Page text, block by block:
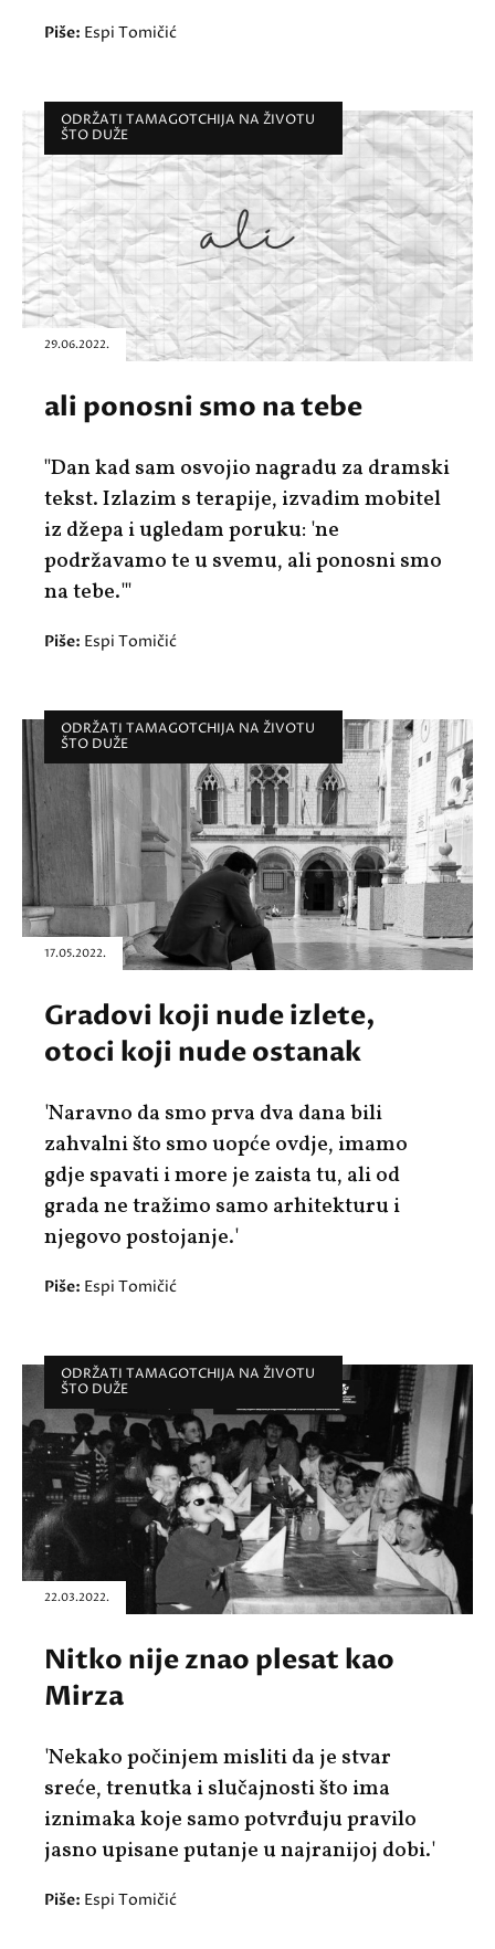
Piše: Espi Tomičić
ODRŽATI TAMAGOTCHIJA NA ŽIVOTU
ŠTO DUŽE
29.06.2022.
ali ponosni smo na tebe
"Dan kad sam osvojio nagradu za dramski
tekst. Izlazim s terapije, izvadim mobitel
iz džepa i ugledam poruku: 'ne
podržavamo te u svemu, ali ponosni smo
na tebe.'"
Piše: Espi Tomičić
ODRŽATI TAMAGOTCHIJA NA ŽIVOTU
ŠTO DUŽE
17.05.2022.
Gradovi koji nude izlete,
otoci koji nude ostanak
'Naravno da smo prva dva dana bili
zahvalni što smo uopće ovdje, imamo
gdje spavati i more je zaista tu, ali od
grada ne tražimo samo arhitekturu i
njegovo postojanje.'
Piše: Espi Tomičić
ODRŽATI TAMAGOTCHIJA NA ŽIVOTU
ŠTO DUŽE
22.03.2022.
Nitko nije znao plesat kao
Mirza
'Nekako počinjem misliti da je stvar
sreće, trenutka i slučajnosti što ima
iznimaka koje samo potvrđuju pravilo
jasno upisane putanje u najranijoj dobi.'
Piše: Espi Tomičić